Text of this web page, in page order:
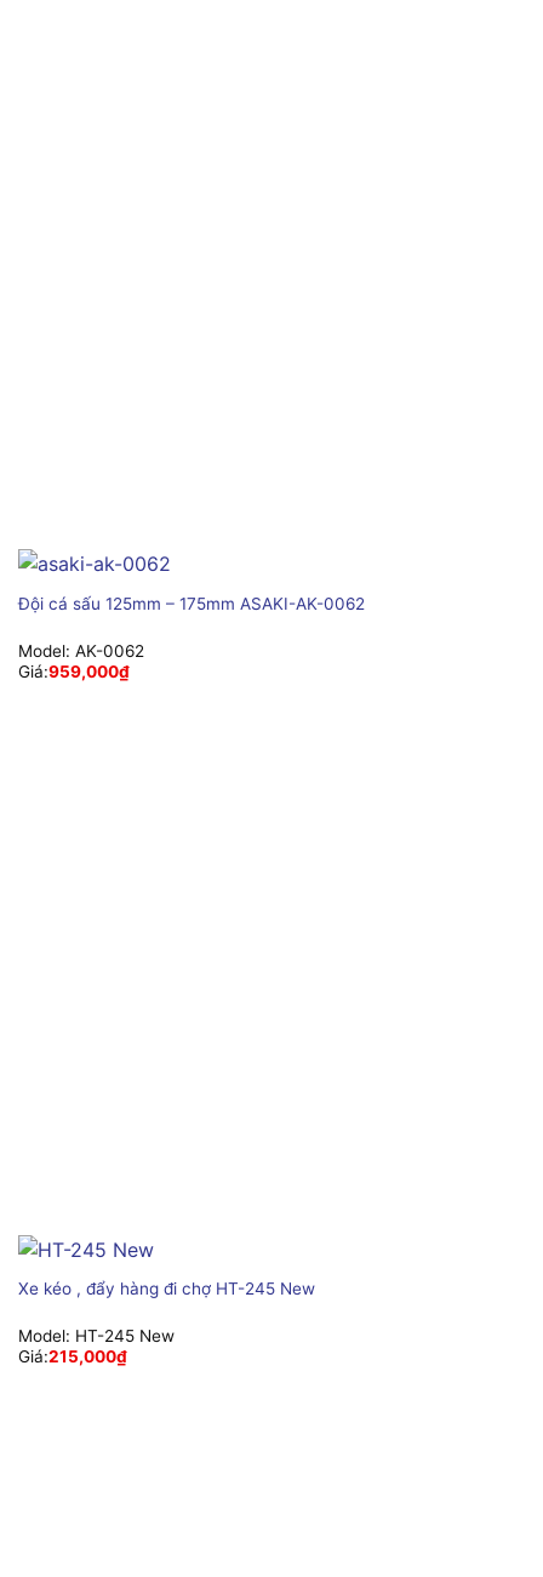
Đội cá sấu 125mm – 175mm ASAKI-AK-0062
Model: AK-0062
Giá:959,000₫
Xe kéo , đẩy hàng đi chợ HT-245 New
Model: HT-245 New
Giá:215,000₫